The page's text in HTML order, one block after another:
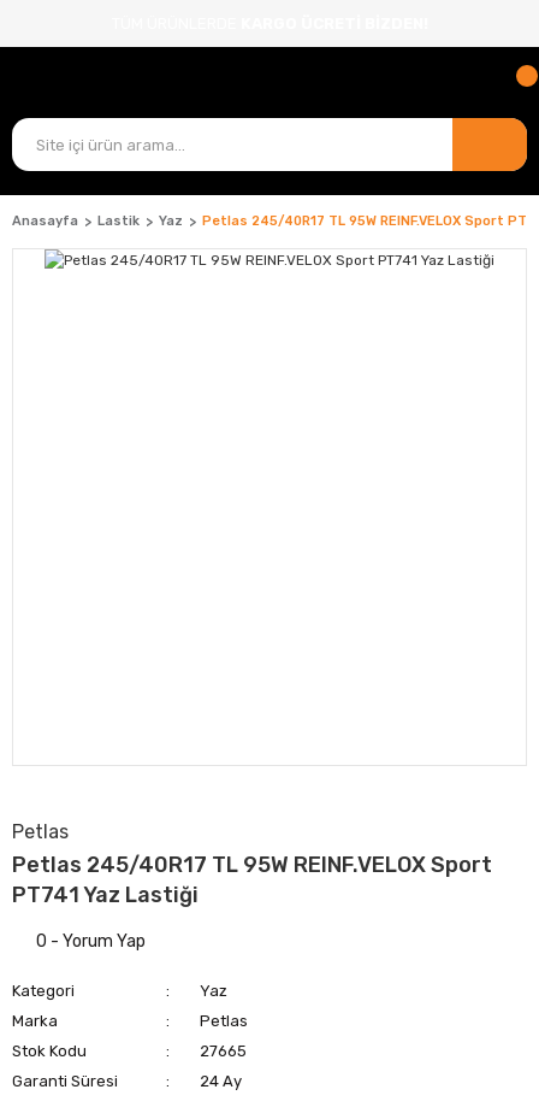
Anasayfa Lastik Yaz Petlas 245/40R17 TL 95W REINF.VELOX Sport
Petlas
Petlas 245/40R17 TL 95W REINF.VELOX Sport
PT741 Yaz Lastiği
0 - Yorum Yap
Kategori
Yaz
Marka
Petlas
Stok Kodu
27665
Garanti Süresi
24 Ay